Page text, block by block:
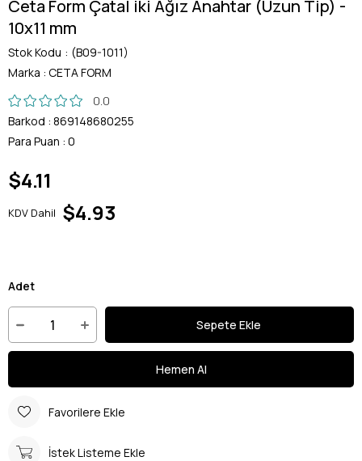
Ceta Form Çatal iki Ağız Anahtar (Uzun Tip) -
10x11 mm
Stok Kodu
(B09-1011)
Marka : CETA FORM
0.0
Barkod : 869148680255
Para Puan : 0
$4.11
KDV Dahil $4.93
Adet
Favorilere Ekle
İstek Listeme Ekle